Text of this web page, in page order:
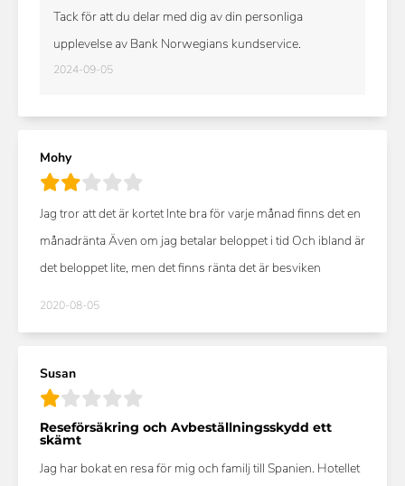
Tack för att du delar med dig av din personliga
upplevelse av Bank Norwegians kundservice.
2024-09-05
Mohy
Jag tror att det är kortet Inte bra för varje månad finns det en
månadränta Även om jag betalar beloppet i tid Och ibland är
det beloppet lite, men det finns ränta det är besviken
2020-08-05
Susan
Reseförsäkring och Avbeställningsskydd ett
skämt
Jag har bokat en resa för mig och familj till Spanien. Hotellet